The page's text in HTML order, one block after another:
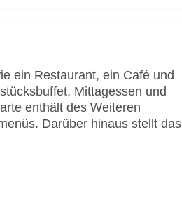
ein Restaurant, ein Café und
Mittagessen und
enthält des Weiteren
Darüber hinaus stellt das